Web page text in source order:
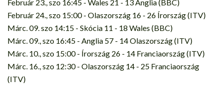
Február 23., szo 16:45 - Wales 21 - 13 Anglia (BBC)
Február 24., szo 15:00 - Olaszország 16 - 26 Írország (ITV)
Márc. 09. szo 14:15 - Skócia 11 - 18 Wales (BBC)
Márc. 09., szo 16:45 - Anglia 57 - 14 Olaszország (ITV)
Márc. 10., szo 15:00 - Írország 26 - 14 Franciaország (ITV)
Márc. 16., szo 12:30 - Olaszország 14 - 25 Franciaország
(ITV)